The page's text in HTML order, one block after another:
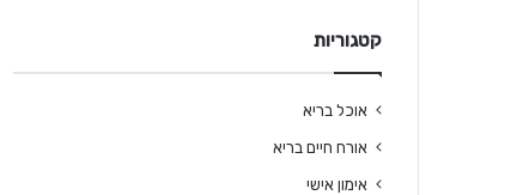
קטגוריות
אוכל בריא
אורח חיים בריא
אימון אישי